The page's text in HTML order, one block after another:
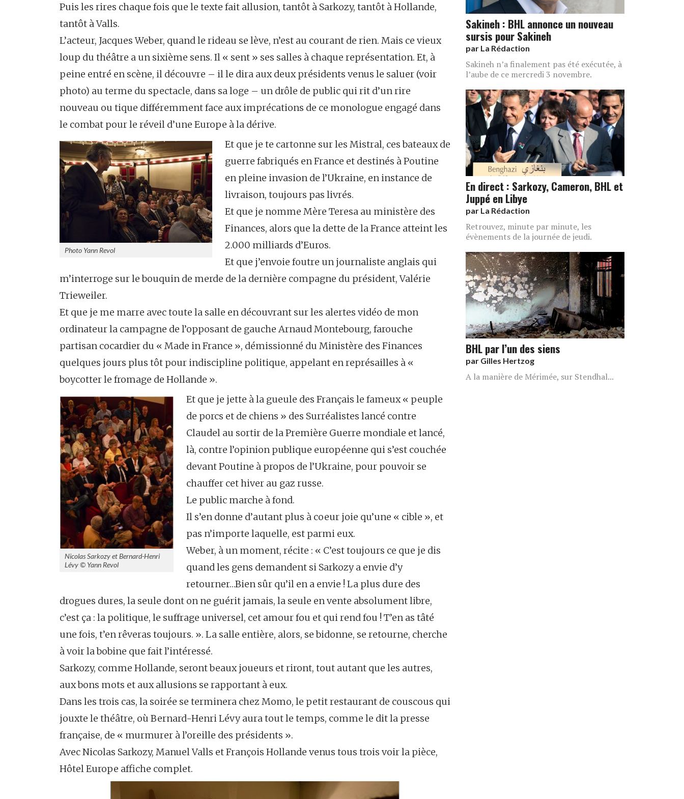
Puis les rires chaque fois que le texte fait allusion, tantôt à Sarkozy, tantôt à Hollande,
tantôt à Valls.
L’acteur, Jacques Weber, quand le rideau se lève, n’est au courant de rien. Mais ce vieux
loup du théâtre a un sixième sens. Il « sent » ses salles à chaque représentation. Et, à
peine entré en scène, il découvre – il le dira aux deux présidents venus le saluer (voir
photo) au terme du spectacle, dans sa loge – un drôle de public qui rit d’un rire
nouveau ou tique différemment face aux imprécations de ce monologue engagé dans
le combat pour le réveil d’une Europe à la dérive.
Photo Yann Revol
Et que je te cartonne sur les Mistral, ces bateaux de
guerre fabriqués en France et destinés à Poutine
en pleine invasion de l’Ukraine, en instance de
livraison, toujours pas livrés.
Et que je nomme Mère Teresa au ministère des
Finances, alors que la dette de la France atteint les
2.000 milliards d’Euros.
Et que j’envoie foutre un journaliste anglais qui
m’interroge sur le bouquin de merde de la dernière compagne du président, Valérie
Trieweiler.
Et que je me marre avec toute la salle en découvrant sur les alertes vidéo de mon
ordinateur la campagne de l’opposant de gauche Arnaud Montebourg, farouche
partisan cocardier du « Made in France », démissionné du Ministère des Finances
quelques jours plus tôt pour indiscipline politique, appelant en représailles à «
boycotter le fromage de Hollande ».
Nicolas Sarkozy et Bernard-Henri
Lévy © Yann Revol
Et que je jette à la gueule des Français le fameux « peuple
de porcs et de chiens » des Surréalistes lancé contre
Claudel au sortir de la Première Guerre mondiale et lancé,
là, contre l’opinion publique européenne qui s’est couchée
devant Poutine à propos de l’Ukraine, pour pouvoir se
chauffer cet hiver au gaz russe.
Le public marche à fond.
Il s’en donne d’autant plus à coeur joie qu’une « cible », et
pas n’importe laquelle, est parmi eux.
Weber, à un moment, récite : « C’est toujours ce que je dis
quand les gens demandent si Sarkozy a envie d’y
retourner…Bien sûr qu’il en a envie ! La plus dure des
drogues dures, la seule dont on ne guérit jamais, la seule en vente absolument libre,
c’est ça : la politique, le suffrage universel, cet amour fou et qui rend fou ! T’en as tâté
une fois, t’en rêveras toujours. ». La salle entière, alors, se bidonne, se retourne, cherche
à voir la bobine que fait l’intéressé.
Sarkozy, comme Hollande, seront beaux joueurs et riront, tout autant que les autres,
aux bons mots et aux allusions se rapportant à eux.
Dans les trois cas, la soirée se terminera chez Momo, le petit restaurant de couscous qui
jouxte le théâtre, où Bernard-Henri Lévy aura tout le temps, comme le dit la presse
française, de « murmurer à l’oreille des présidents ».
Avec Nicolas Sarkozy, Manuel Valls et François Hollande venus tous trois voir la pièce,
Hôtel Europe affiche complet.
Sakineh : BHL annonce un nouveau
sursis pour Sakineh
par La Rédaction
Sakineh n’a finalement pas été exécutée, à
l’aube de ce mercredi 3 novembre.
En direct : Sarkozy, Cameron, BHL et
Juppé en Libye
par La Rédaction
Retrouvez, minute par minute, les
évènements de la journée de jeudi.
BHL par l’un des siens
par Gilles Hertzog
A la manière de Mérimée, sur Stendhal...